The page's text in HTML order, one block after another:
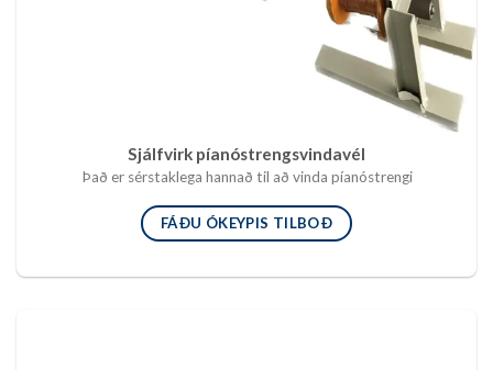
Sjálfvirk píanóstrengsvindavél
Það er sérstaklega hannað til að vinda píanóstrengi
FÁÐU ÓKEYPIS TILBOÐ